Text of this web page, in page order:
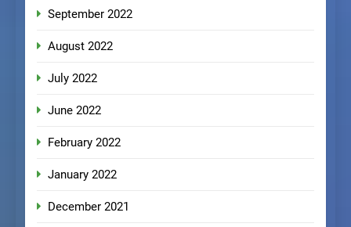
September 2022
August 2022
July 2022
June 2022
February 2022
January 2022
December 2021